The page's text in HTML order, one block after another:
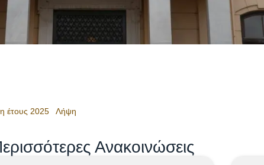
έτους 2025 Λήψη
Ανακοινώσεις